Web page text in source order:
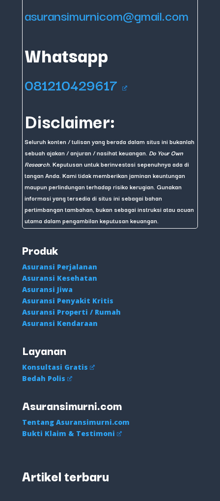
asuransimurnicom@gmail.com
Whatsapp
081210429617
Disclaimer:
Seluruh konten / tulisan yang berada dalam situs ini bukanlah
sebuah ajakan / anjuran / nasihat keuangan. Do Your Own
Research . Keputusan untuk berinvestasi sepenuhnya ada di
tangan Anda. Kami tidak memberikan jaminan keuntungan
maupun perlindungan terhadap risiko kerugian. Gunakan
informasi yang tersedia di situs ini sebagai bahan
pertimbangan tambahan, bukan sebagai instruksi atau acuan
utama dalam pengambilan keputusan keuangan.
Produk
Asuransi Perjalanan
Asuransi Kesehatan
Asuransi Jiwa
Asuransi Penyakit Kritis
Asuransi Properti / Rumah
Asuransi Kendaraan
Layanan
Konsultasi Gratis
Bedah Polis
Asuransimurni.com
Tentang Asuransimurni.com
Bukti Klaim & Testimoni
Artikel terbaru